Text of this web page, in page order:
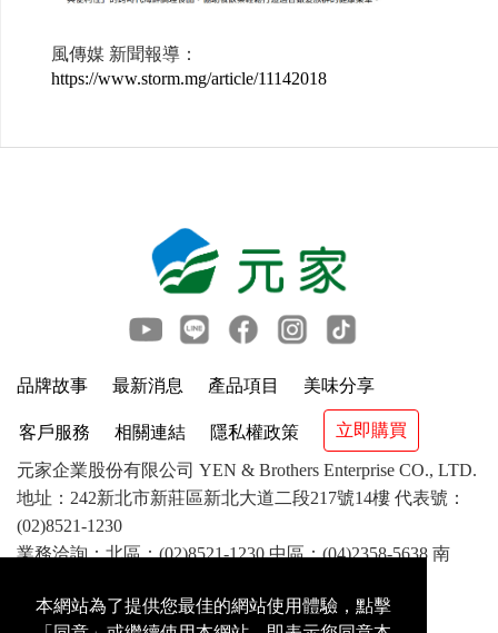
本網站為了提供您最佳的網站使用體驗，點擊
風傳媒 新聞報導：
https://www.storm.mg/article/11142018
品牌故事 最新消息 產品項目 美味分享
客戶服務 相關連結 隱私權政策 立即購買
元家企業股份有限公司 YEN & Brothers Enterprise CO., LTD.
地址：242新北市新莊區新北大道二段217號14樓 代表號：
(02)8521-1230
業務洽詢：北區：(02)8521-1230 中區：(04)2358-5638 南
©2018 YEN & Brothers Enterprise CO.,LTD. All rights